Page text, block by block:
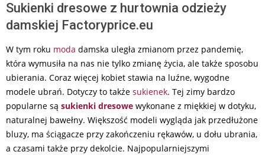
Sukienki dresowe z hurtownia odzieży
damskiej Factoryprice.eu
W tym roku moda damska uległa zmianom przez pandemię,
która wymusiła na nas nie tylko zmianę życia, ale także sposobu
ubierania. Coraz więcej kobiet stawia na luźne, wygodne
modele ubrań. Dotyczy to także sukienek. Tej zimy bardzo
popularne są sukienki dresowe wykonane z miękkiej w dotyku,
naturalnej bawełny. Większość modeli wygląda jak przedłużone
bluzy, ma ściągacze przy zakończeniu rękawów, u dołu ubrania,
a czasami także przy dekolcie. Najpopularniejszymi